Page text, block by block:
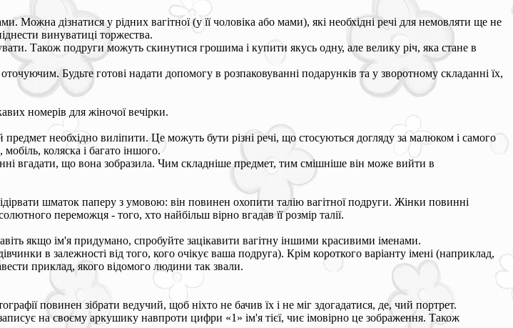
дізнатися у рідних вагітної (у її чоловіка або мами), які необхідні речі для немовляти ще не
винуватиці торжества.
Також подруги можуть скинутися грошима і купити якусь одну, але велику річ, яка стане в
Будьте готові надати допомогу в розпаковуванні подарунків та у зворотному складанні їх,
номерів для жіночої вечірки.
необхідно виліпити. Це можуть бути різні речі, що стосуються догляду за малюком і самого
коляска і багато іншого.
вгадати, що вона зобразила. Чим складніше предмет, тим смішніше він може вийти в
шматок паперу з умовою: він повинен охопити талію вагітної подруги. Жінки повинні
переможця - того, хто найбільш вірно вгадав її розмір талії.
якщо ім'я придумано, спробуйте зацікавити вагітну іншими красивими іменами.
в залежності від того, кого очікує ваша подруга). Крім короткого варіанту імені (наприклад,
приклад, якого відомого людини так звали.
повинен зібрати ведучий, щоб ніхто не бачив їх і не міг здогадатися, де, чий портрет.
на своєму аркушику навпроти цифри «1» ім'я тієї, чиє імовірно це зображення. Також